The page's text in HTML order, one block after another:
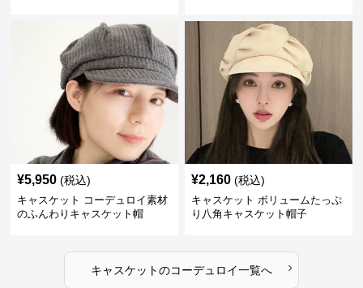
¥5,950 (税込)
キャスケット コーデュロイ素材
のふんわりキャスケット帽
¥2,160 (税込)
キャスケット ボリュームたっぷ
り八角キャスケット帽子
キャスケットのコーデュロイ一覧へ ›